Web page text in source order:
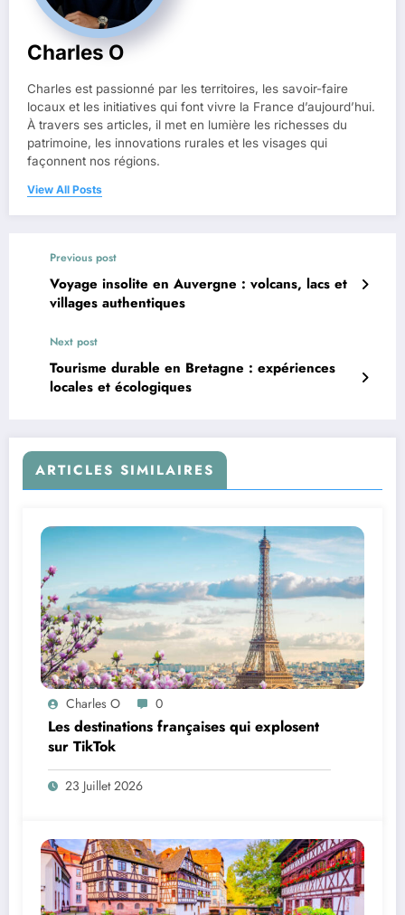
Charles O
Charles est passionné par les territoires, les savoir-faire
locaux et les initiatives qui font vivre la France d’aujourd’hui.
À travers ses articles, il met en lumière les richesses du
patrimoine, les innovations rurales et les visages qui
façonnent nos régions.
View All Posts
Previous post
Voyage insolite en Auvergne : volcans, lacs et
villages authentiques
Next post
Tourisme durable en Bretagne : expériences
locales et écologiques
ARTICLES SIMILAIRES
Charles O 0
Les destinations françaises qui explosent
sur TikTok
23 Juillet 2026